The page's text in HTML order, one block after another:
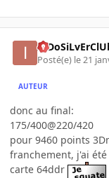
Posté(e) le 21
AUTEUR
donc au final:
175/400@220/420
pour 9460 points
franchement, j'ai
carte 64ddr